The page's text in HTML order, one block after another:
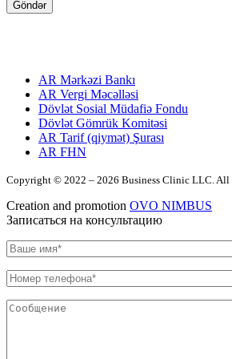
AR Mərkəzi Bankı
AR Vergi Məcəlləsi
Dövlət Sosial Müdafiə Fondu
Dövlət Gömrük Komitəsi
AR Tarif (qiymət) Şurası
AR FHN
Copyright © 2022 – 2026 Business Clinic LLC. All
Creation and promotion OVO NIMBUS
Записаться на консультацию